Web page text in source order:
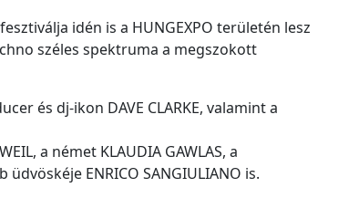
idén is a HUNGEXPO területén lesz
széles spektruma a megszokott
és dj-ikon DAVE CLARKE, valamint a
a német KLAUDIA GAWLAS, a
ENRICO SANGIULIANO is.